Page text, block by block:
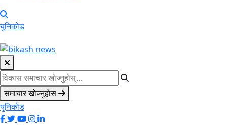
युनिकोड
समाचार खोज्नुहोस
युनिकोड